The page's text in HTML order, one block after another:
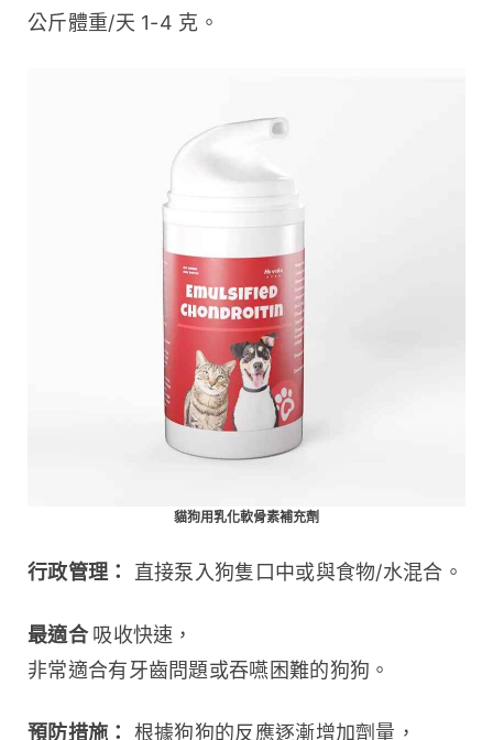
公斤體重/天 1-4 克。
貓狗用乳化軟骨素補充劑
行政管理： 直接泵入狗隻口中或與食物/水混合。
最適合 吸收快速，
非常適合有牙齒問題或吞嚥困難的狗狗。
預防措施：
根據狗狗的反應逐漸增加劑量，